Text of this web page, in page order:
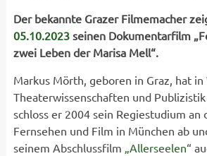
Der bekannte Grazer Filmemacher
05.10.2023seinen Dokumentarfilm
zwei Leben der Marisa Mell“.
Markus Mörth, geboren in Graz, hat
Theaterwissenschaften und
schloss er 2004 sein Regiestudium an
Fernsehen und Film in München ab
seinem Abschlussfilm „Allerseelen“